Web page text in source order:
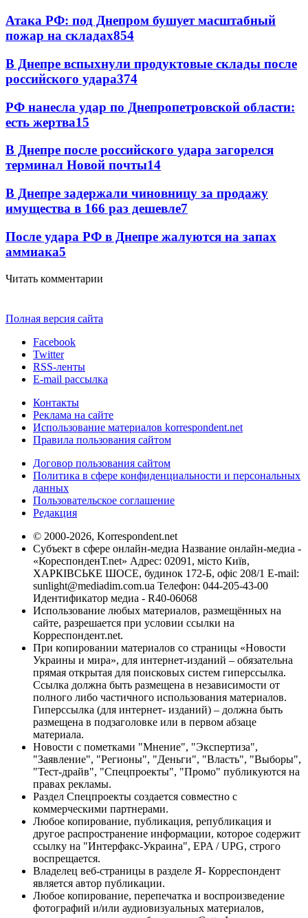
Атака РФ: под Днепром бушует масштабный
пожар на складах854
В Днепре вспыхнули продуктовые склады после
российского удара374
РФ нанесла удар по Днепропетровской области:
есть жертва15
В Днепре после российского удара загорелся
терминал Новой почты14
В Днепре задержали чиновницу за продажу
имущества в 166 раз дешевле7
После удара РФ в Днепре жалуются на запах
аммиака5
Читать комментарии
Полная версия сайта
Facebook
Twitter
RSS-ленты
E-mail рассылка
Контакты
Реклама на сайте
Использование материалов korrespondent.net
Правила пользования сайтом
Договор пользования сайтом
Политика в сфере конфиденциальности и персональных
данных
Пользовательское соглашение
Редакция
© 2000-2026, Korrespondent.net
Субъект в сфере онлайн-медиа Название онлайн-медиа -
«КореспонденТ.net» Адрес: 02091, місто Київ,
ХАРКІВСЬКЕ ШОСЕ, будинок 172-Б, офіс 208/1 E-mail:
sunlight@mediadim.com.ua Телефон: 044-205-43-00
Идентификатор медиа - R40-06068
Использование любых материалов, размещённых на
сайте, разрешается при условии ссылки на
Корреспондент.net.
При копировании материалов со страницы «Новости
Украины и мира», для интернет-изданий – обязательна
прямая открытая для поисковых систем гиперссылка.
Ссылка должна быть размещена в независимости от
полного либо частичного использования материалов.
Гиперссылка (для интернет- изданий) – должна быть
размещена в подзаголовке или в первом абзаце
материала.
Новости с пометками "Мнение", "Экспертиза",
"Заявление", "Регионы", "Деньги", "Власть", "Выборы",
"Тест-драйв", "Спецпроекты", "Промо" публикуются на
правах рекламы.
Раздел Спецпроекты создается совместно с
коммерческими партнерами.
Любое копирование, публикация, републикация и
другое распространение информации, которое содержит
ссылку на "Интерфакс-Украина", EPA / UPG, строго
воспрещается.
Владелец веб-страницы в разделе Я- Корреспондент
является автор публикации.
Любое копирование, перепечатка и воспроизведение
фотографий и/или аудиовизуальных материалов,